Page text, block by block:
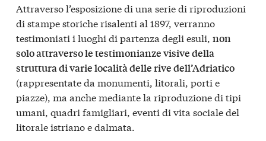
Attraverso l’esposizione di una serie di riproduzioni
di stampe storiche risalenti al 1897, verranno
testimoniati i luoghi di partenza degli esuli, non
solo attraverso le testimonianze visive della
struttura di varie località delle rive dell’Adriatico
(rappresentate da monumenti, litorali, porti e
piazze), ma anche mediante la riproduzione di tipi
umani, quadri famigliari, eventi di vita sociale del
litorale istriano e dalmata.